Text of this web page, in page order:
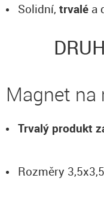
Solidní, trvalé a
Magnet na
Trvalý produkt
Rozměry